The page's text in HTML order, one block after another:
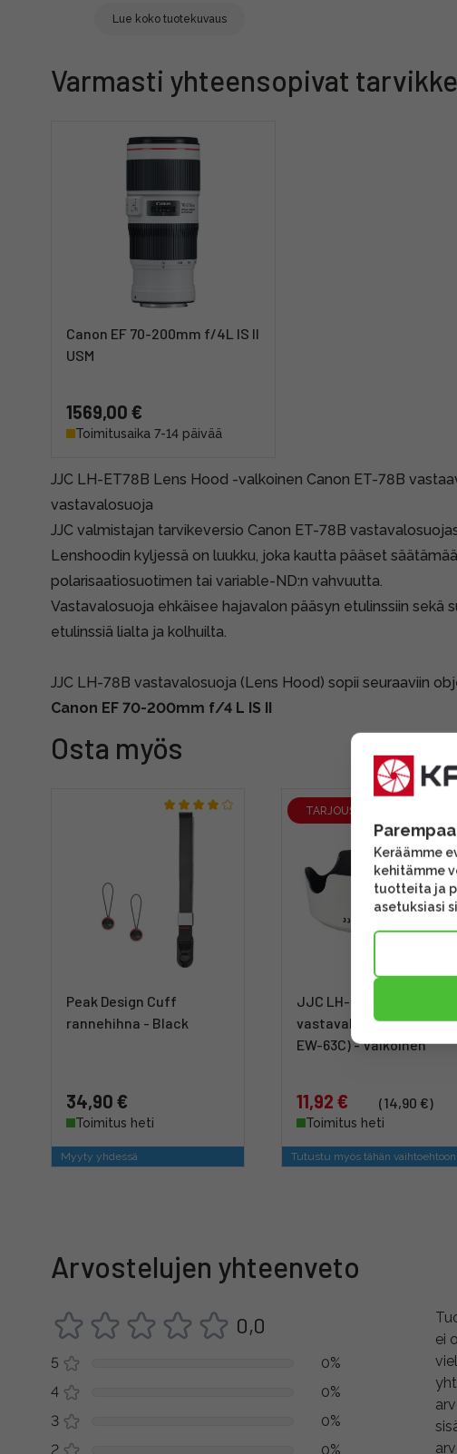
Lue koko tuotekuvaus
Varmasti yhteensopivat
Canon EF 70-200mm f/4L IS II
USM
1569,00 €
Toimitusaika 7-14 päivää
JJC LH-ET78B Lens Hood -valkoinen Canon ET-78B
vastavalosuoja
JJC valmistajan tarvikeversio Canon ET-78B
Lenshoodin kyljessä on luukku, joka kautta pääset
polarisaatiosuotimen tai variable-ND:n vahvuutta.
Vastavalosuoja ehkäisee hajavalon pääsyn etulinssiin sekä
etulinssiä lialta ja kolhuilta.
JJC LH-78B vastavalosuoja (Lens Hood) sopii seuraaviin
Canon EF 70-200mm f/4 L IS II
Osta myös
Peak Design Cuff
rannehihna - Black
34,90 €
Toimitus heti
Myyty yhdessä
TARJOUS
JJC LH-63C Lens Hood -
vastavalosuoja (Canon
EW-63C) - Valkoinen
11,92 € (14,90 €)
Toimitus heti
Tutustu myös tähän vaihtoehtoon
Arvostelujen yhteenveto
0,0
5
0%
4
0%
3
0%
2
0%
ei
Keräämme
kehitämme
tuotteita ja
asetuksiasi